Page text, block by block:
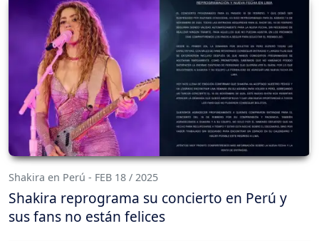
Shakira en Perú - FEB 18 / 2025
Shakira reprograma su concierto en Perú y
sus fans no están felices